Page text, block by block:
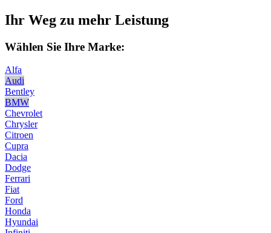
Ihr Weg zu mehr Leistung
Wählen Sie Ihre Marke:
Alfa
Audi
Bentley
BMW
Chevrolet
Chrysler
Citroen
Cupra
Dacia
Dodge
Ferrari
Fiat
Ford
Honda
Hyundai